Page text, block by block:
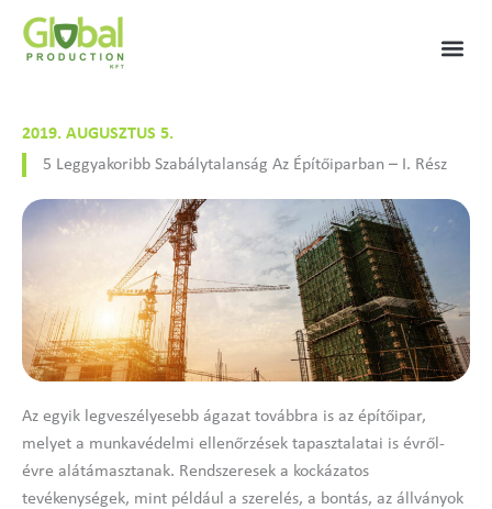
Skip
content
2019. AUGUSZTUS 5.
5 Leggyakoribb Szabálytalanság Az Építőiparban – I. Rész
Az egyik legveszélyesebb ágazat továbbra is az építőipar,
melyet a munkavédelmi ellenőrzések tapasztalatai is évről-
évre alátámasztanak. Rendszeresek a kockázatos
tevékenységek, mint például a szerelés, a bontás, az állványok